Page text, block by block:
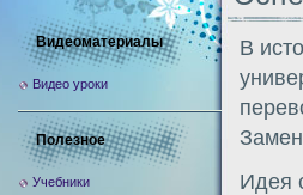
В
Идея
Видеоматериалы
Видео уроки
Полезное
Учебники